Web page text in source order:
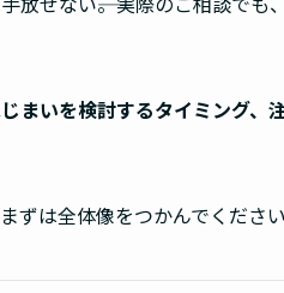
まいを検討するタイミング、
は全体像をつかんでください